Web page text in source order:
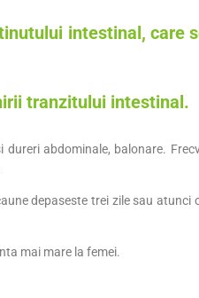
intestinal, care
tranzitului intestinal.
abdominale, balonare.
depaseste trei zile sau atunci
mai mare la femei.